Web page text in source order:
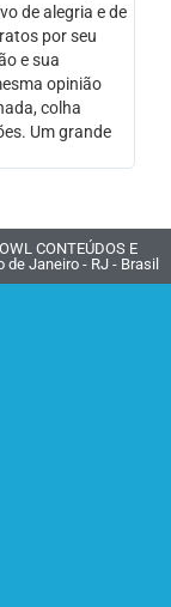
de alegria e de
por seu
e sua
opinião
colha
Um grande
CONTEÚDOS E
de Janeiro - RJ - Brasil